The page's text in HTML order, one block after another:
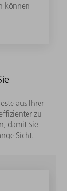
können
aus Ihrer
zu
damit Sie
Sicht.